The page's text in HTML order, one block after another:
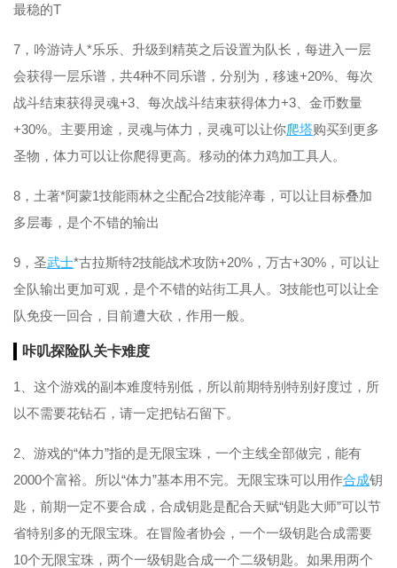
最稳的T
7，吟游诗人*乐乐、升级到精英之后设置为队长，每进入一层
会获得一层乐谱，共4种不同乐谱，分别为，移速+20%、每次
战斗结束获得灵魂+3、每次战斗结束获得体力+3、金币数量
+30%。主要用途，灵魂与体力，灵魂可以让你爬塔购买到更多
圣物，体力可以让你爬得更高。移动的体力鸡加工具人。
8，土著*阿蒙1技能雨林之尘配合2技能淬毒，可以让目标叠加
多层毒，是个不错的输出
9，圣武士*古拉斯特2技能战术攻防+20%，万古+30%，可以让
全队输出更加可观，是个不错的站街工具人。3技能也可以让全
队免疫一回合，目前遭大砍，作用一般。
咔叽探险队关卡难度
1、这个游戏的副本难度特别低，所以前期特别特别好度过，所
以不需要花钻石，请一定把钻石留下。
2、游戏的“体力”指的是无限宝珠，一个主线全部做完，能有
2000个富裕。所以“体力”基本用不完。无限宝珠可以用作合成钥
匙，前期一定不要合成，合成钥匙是配合天赋“钥匙大师”可以节
省特别多的无限宝珠。在冒险者协会，一个一级钥匙合成需要
10个无限宝珠，两个一级钥匙合成一个二级钥匙。如果用两个